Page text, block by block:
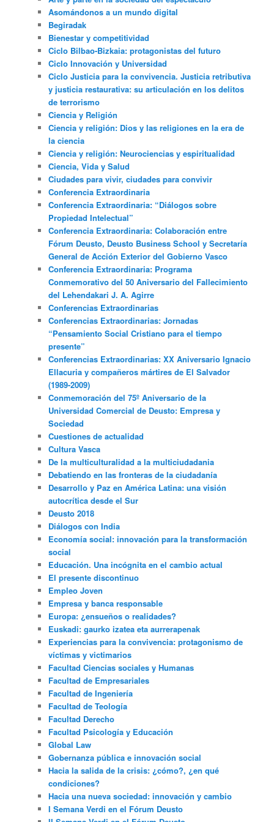
Asomándonos a un mundo digital
Begiradak
Bienestar y competitividad
Ciclo Bilbao-Bizkaia: protagonistas del futuro
Ciclo Innovación y Universidad
Ciclo Justicia para la convivencia. Justicia retributiva
y justicia restaurativa: su articulación en los delitos
de terrorismo
Ciencia y Religión
Ciencia y religión: Dios y las religiones en la era de
la ciencia
Ciencia y religión: Neurociencias y espiritualidad
Ciencia, Vida y Salud
Ciudades para vivir, ciudades para convivir
Conferencia Extraordinaria
Conferencia Extraordinaria: “Diálogos sobre
Propiedad Intelectual”
Conferencia Extraordinaria: Colaboración entre
Fórum Deusto, Deusto Business School y Secretaría
General de Acción Exterior del Gobierno Vasco
Conferencia Extraordinaria: Programa
Conmemorativo del 50 Aniversario del Fallecimiento
del Lehendakari J. A. Agirre
Conferencias Extraordinarias
Conferencias Extraordinarias: Jornadas
“Pensamiento Social Cristiano para el tiempo
presente”
Conferencias Extraordinarias: XX Aniversario Ignacio
Ellacuria y compañeros mártires de El Salvador
(1989-2009)
Conmemoración del 75º Aniversario de la
Universidad Comercial de Deusto: Empresa y
Sociedad
Cuestiones de actualidad
Cultura Vasca
De la multiculturalidad a la multiciudadania
Debatiendo en las fronteras de la ciudadanía
Desarrollo y Paz en América Latina: una visión
autocrítica desde el Sur
Deusto 2018
Diálogos con India
Economía social: innovación para la transformación
social
Educación. Una incógnita en el cambio actual
El presente discontinuo
Empleo Joven
Empresa y banca responsable
Europa: ¿ensueños o realidades?
Euskadi: gaurko izatea eta aurrerapenak
Experiencias para la convivencia: protagonismo de
víctimas y victimarios
Facultad Ciencias sociales y Humanas
Facultad de Empresariales
Facultad de Ingeniería
Facultad de Teología
Facultad Derecho
Facultad Psicología y Educación
Global Law
Gobernanza pública e innovación social
Hacia la salida de la crisis: ¿cómo?, ¿en qué
condiciones?
Hacia una nueva sociedad: innovación y cambio
I Semana Verdi en el Fórum Deusto